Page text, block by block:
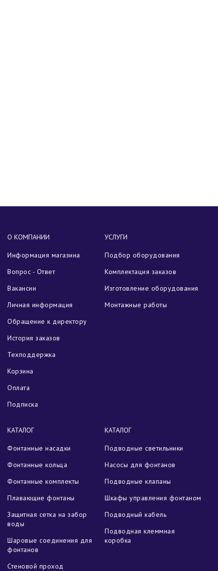
О КОМПАНИИ
Информация магазина
Вопрос - Ответ
Вакансии
Личная информация
Обращение к директору
История заказов
Техподдержка
Корзина
Оплата
Подписка
УСЛУГИ
Подбор оборудования
Комплектация заказов
Изготовление оборудования
Монтажные работы
КАТАЛОГ
Фонтанные насадки
Фонтанные кольца
Фонтанные комплекты
Плавающие фонтаны
Защитная сетка на забор
воды
Шаровые соединения для
фонтанов
Стеновой проход
КАТАЛОГ
Подводные светильники
Насосы для фонтанов
Подводные клапаны
Шкафы управления фонтаном
Подводный кабель
Подводная клеммная
коробка